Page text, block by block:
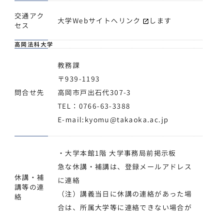
交通アク
セス
大学Webサイトへ リンク します
高岡法科大学
問合せ先
教務課
〒939-1193
高岡市戸出石代307-3
TEL：0766-63-3388
E-mail:kyomu@takaoka.ac.jp
休講・補
講等の連
絡
・大学本館1階 大学事務局前掲示板
急な休講・補講は、登録メールアドレス
に連絡
（注）講義当日に休講の連絡があった場
合は、所属大学等に連絡できない場合が